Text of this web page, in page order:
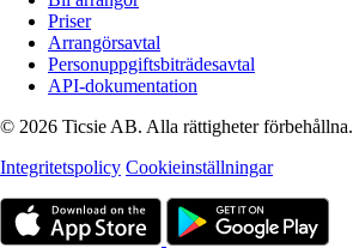
Priser
Arrangörsavtal
Personuppgiftsbiträdesavtal
API-dokumentation
© 2026 Ticsie AB. Alla rättigheter förbehållna.
Integritetspolicy Cookieinställningar